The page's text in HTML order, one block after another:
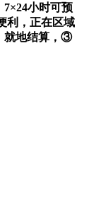
小时可预
利，正在区域
就地结算，③